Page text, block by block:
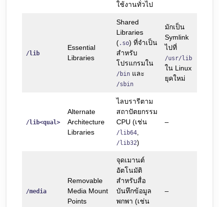
ใช้งานทั่วไป
/lib
Essential
Libraries
Shared
Libraries
(.so) ที่จำเป็น
สำหรับ
โปรแกรมใน
/bin และ
/sbin
มักเป็น
Symlink
ไปที่
/usr/lib
ใน Linux
ยุคใหม่
/lib<qual>
Alternate
Architecture
Libraries
ไลบรารีตาม
สถาปัตยกรรม
CPU (เช่น
/lib64,
/lib32)
–
/media
Removable
Media Mount
Points
จุดเมานต์
อัตโนมัติ
สำหรับสื่อ
บันทึกข้อมูล
พกพา (เช่น
–